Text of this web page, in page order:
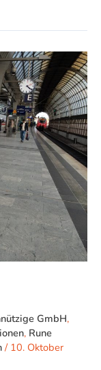
GmbH,
, Rune
/ 10. Oktober